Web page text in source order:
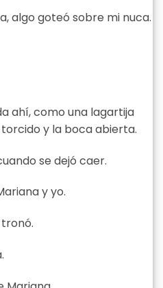
algo goteó sobre mi nuca.
ahí, como una lagartija
y la boca abierta.
se dejó caer.
y yo.